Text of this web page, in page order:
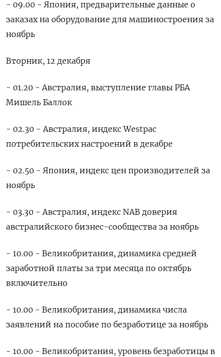
- 09.00 - Япония, предварительные данные о
заказах на оборудование для машиностроения за
ноябрь
Вторник, 12 декабря
- 01.20 - Австралия, выступление главы РБА
Мишель Баллок
- 02.30 - Австралия, индекс Westpac
потребительских настроений в декабре
- 02.50 - Япония, индекс цен производителей за
ноябрь
- 03.30 - Австралия, индекс NAB доверия
австралийского бизнес-сообщества за ноябрь
- 10.00 - Великобритания, динамика средней
заработной платы за три месяца по октябрь
включительно
- 10.00 - Великобритания, динамика числа
заявлений на пособие по безработице за ноябрь
- 10.00 - Великобритания, уровень безработицы в